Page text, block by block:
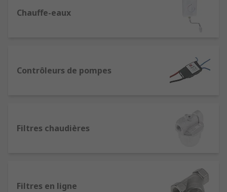
Chauffe-eaux
Contrôleurs de pompes
Filtres chaudières
Filtres en ligne